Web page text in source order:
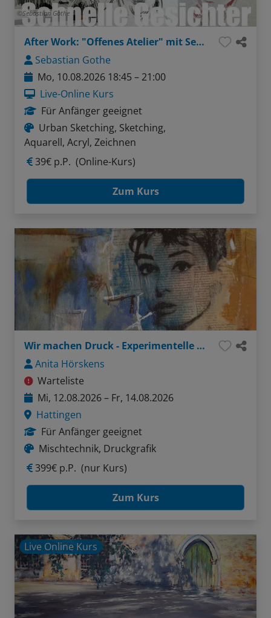
Sebastian Gothe
After Work: "Offenes Atelier" mit Sebastian - Thema: Gesichter ganz einfach (Bleistift / Aquarellstifte)
Sebastian Gothe
Mo, 10.08.2026 18:45 – 21:00
Live-Online Kurs
Für Anfänger geeignet
Urban Sketching, Sketching,
Aquarell, Acryl, Zeichnen
39€ p.P. (Online-Kurs)
Zum Kurs
Wir machen Druck - Experimentelle Lithografie trifft Malerei
Anita Hörskens
Warteliste
Mi, 12.08.2026 – Fr, 14.08.2026
Hattingen
Für Anfänger geeignet
Mischtechnik, Druckgrafik
399€ p.P. (nur Kurs)
Zum Kurs
Live Online Kurs